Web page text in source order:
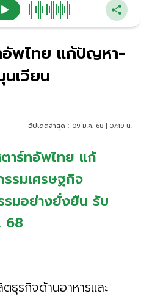
อัพไทย แก้ปัญหา-
เวียน
อัปเดตล่าสุด : 09 ม.ค. 68 | 07:19 น.
ตาร์ทอัพไทย แก้
รมเศรษฐกิจ
รมอย่างยั่งยืน รับ
68
ธุรกิจด้านอาหารและ